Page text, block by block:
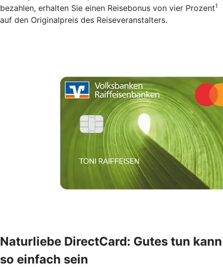
bezahlen, erhalten Sie einen Reisebonus von vier Prozent1
auf den Originalpreis des Reiseveranstalters.
Naturliebe DirectCard: Gutes tun kann
so einfach sein